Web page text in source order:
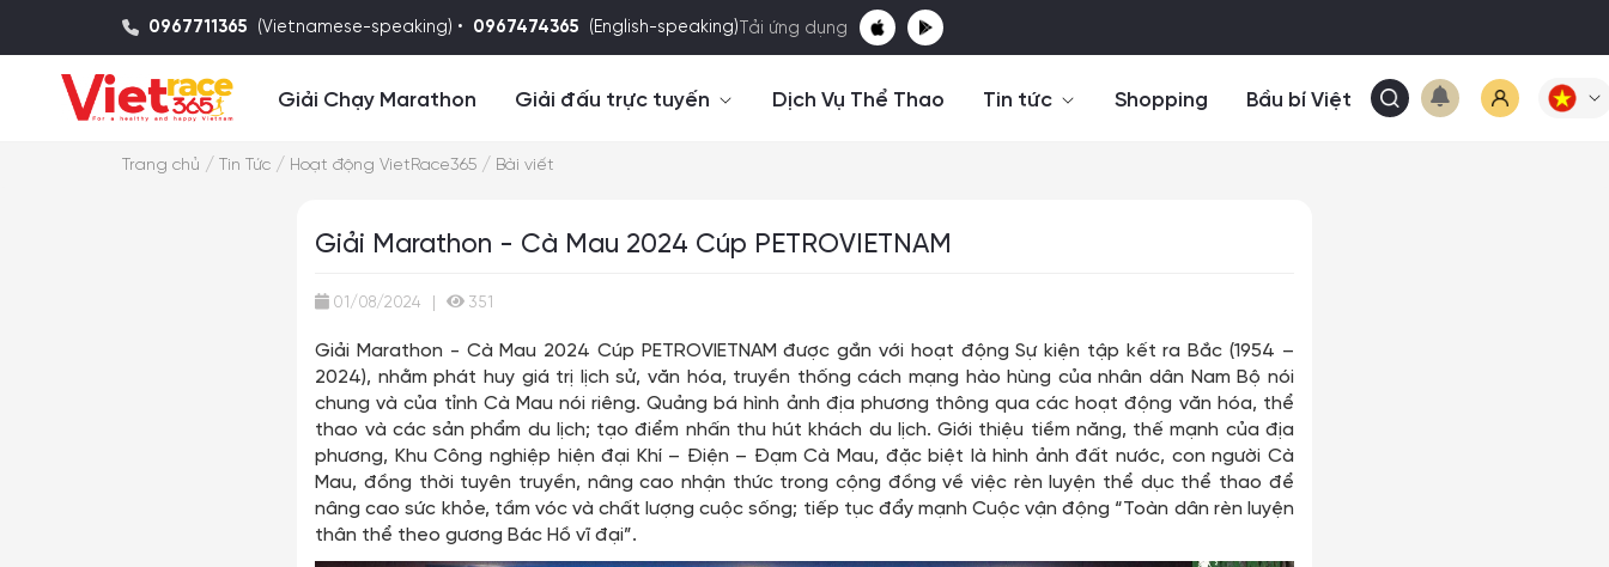
0967711365 (Vietnamese-speaking) • 0967474365 (English-speaking) Tải ứng dụng
Giải Chạy Marathon Giải đấu trực tuyến Dịch Vụ Thể Thao Tin tức Shopping Bầu bí Việt
Trang chủ / Tin Tức / Hoạt động VietRace365 / Bài viết
Giải Marathon - Cà Mau 2024 Cúp PETROVIETNAM
01/08/2024 | 351
Giải Marathon - Cà Mau 2024 Cúp PETROVIETNAM được gắn với hoạt động Sự kiện tập kết ra Bắc (1954 –
2024), nhằm phát huy giá trị lịch sử, văn hóa, truyền thống cách mạng hào hùng của nhân dân Nam Bộ nói
chung và của tỉnh Cà Mau nói riêng. Quảng bá hình ảnh địa phương thông qua các hoạt động văn hóa, thể
thao và các sản phẩm du lịch; tạo điểm nhấn thu hút khách du lịch. Giới thiệu tiềm năng, thế mạnh của địa
phương, Khu Công nghiệp hiện đại Khí – Điện – Đạm Cà Mau, đặc biệt là hình ảnh đất nước, con người Cà
Mau, đồng thời tuyên truyền, nâng cao nhận thức trong cộng đồng về việc rèn luyện thể dục thể thao để
nâng cao sức khỏe, tầm vóc và chất lượng cuộc sống; tiếp tục đẩy mạnh Cuộc vận động “Toàn dân rèn luyện
thân thể theo gương Bác Hồ vĩ đại”.